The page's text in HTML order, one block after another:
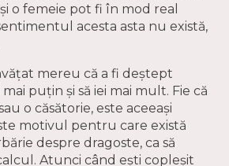
o femeie pot fi în mod real
acesta asta nu există,
mereu că a fi deștept
puțin și să iei mai mult. Fie că
o căsătorie, este aceeași
motivul pentru care există
despre dragoste, ca să
Atunci când ești copleșit